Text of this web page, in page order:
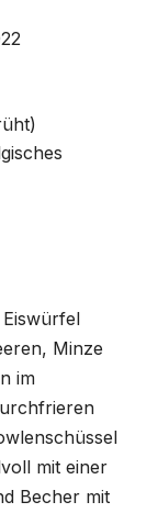
Minze
im
mit einer
Becher mit